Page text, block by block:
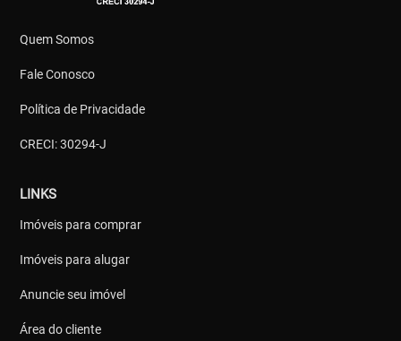
Quem Somos
Fale Conosco
Política de Privacidade
CRECI: 30294-J
LINKS
Imóveis para comprar
Imóveis para alugar
Anuncie seu imóvel
Área do cliente